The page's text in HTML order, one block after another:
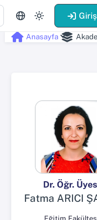
Giriş
Anasayfa
Dr. Öğr.
Fatma ARICI
Eğitim